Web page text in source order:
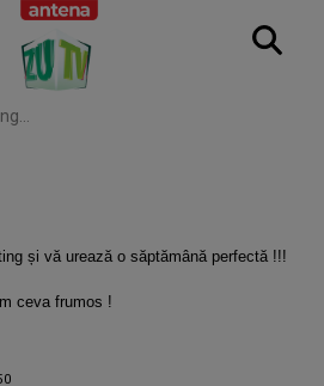
și vă urează o săptămână perfectă !!!
ceva frumos !